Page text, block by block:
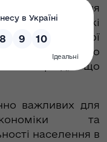
з визначення
які
національної
період, що
важливих для
та
населення в